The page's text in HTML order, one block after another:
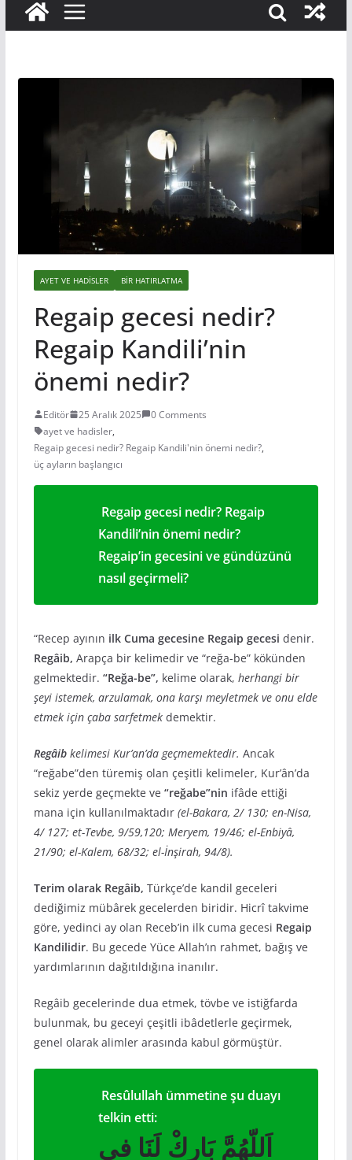
AYET VE HADISLER BIR HATIRLATMA
Regaip gecesi nedir?
Regaip Kandili’nin
önemi nedir?
Editör 25 Aralık 2025
0 Comments
ayet ve hadisler,
Regaip gecesi nedir? Regaip Kandili'nin önemi nedir?,
üç ayların başlangıcı
Regaip gecesi nedir? Regaip
Kandili’nin önemi nedir?
Regaip’in gecesini ve gündüzünü
nasıl geçirmeli?
“Recep ayının ilk Cuma gecesine Regaip gecesi denir.
Regâib, Arapça bir kelimedir ve “reğa-be” kökünden
gelmektedir. “Reğa-be”, kelime olarak, herhangi bir
şeyi istemek, arzulamak, ona karşı meyletmek ve onu elde
etmek için çaba sarfetmekdemektir.
Regâib kelimesi Kur’an’da geçmemektedir. Ancak
“reğabe”den türemiş olan çeşitli kelimeler, Kur’ân’da
sekiz yerde geçmekte ve “reğabe”nin ifâde ettiği
mana için kullanılmaktadır (el-Bakara, 2/ 130; en-Nisa,
4/ 127; et-Tevbe, 9/59,120; Meryem, 19/46; el-Enbiyâ,
21/90; el-Kalem, 68/32; el-İnşirah, 94/8).
Terim olarak Regâib, Türkçe’de kandil geceleri
dediğimiz mübârek gecelerden biridir. Hicrî takvime
göre, yedinci ay olan Receb’in ilk cuma gecesi Regaip
Kandilidir. Bu gecede Yüce Allah’ın rahmet, bağış ve
yardımlarının dağıtıldığına inanılır.
Regâib gecelerinde dua etmek, tövbe ve istiğfarda
bulunmak, bu geceyi çeşitli ibâdetlerle geçirmek,
genel olarak alimler arasında kabul görmüştür.
Resûlullah ümmetine şu duayı
telkin etti:
اَللّهُمَّ بَارِكْ لَنَا فيِ